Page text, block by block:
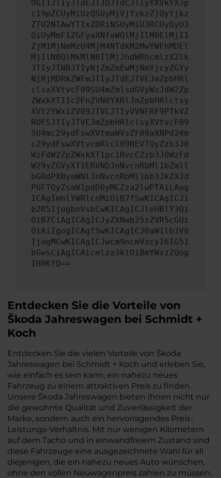
OGI1JTIyJTdEJTJDJTdCJTIyYXVkYXJp
c19pZCUyMiUzQSUyMjVjYzkzZjQyYjkz
ZTU2NTAwYTIxZDRiNSUyMiU3RCUyQyU3
QiUyMmF1ZGFyaXNfaWQlMjIlM0ElMjI1
ZjM1MjNmMzU4MjM4NTdkM2MwYWFhMDEl
MjIlN0QlMkMlN0IlMjJhdWRhcmlzX2lk
JTIyJTNBJTIyNjZmZmEwMjNmYjcyZGYy
NjRjMDRkZWFmJTIyJTdEJTVEJmZpbHRl
clsxXVtvcF09SU4mZmlsdGVyWzJdW2Zp
ZWxkXT11c2FnZVN0YXRlJmZpbHRlclsy
XVt2YWx1ZV09JTVCJTIyVVNFRF9PTkVZ
RUFSJTIyJTVEJmZpbHRlclsyXVtvcF09
SU4mc29ydFswXVtmaWVsZF09aXNPd24m
c29ydFswXVtvcmRlcl09REVTQyZzb3J0
WzFdW2ZpZWxkXT1pc1RvcCZzb3J0WzFd
W29yZGVyXT1ERVNDJnNvcnRbMl1bZmll
bGRdPXByaWNlJnNvcnRbMl1bb3JkZXJd
PUFTQyZsaW1pdD0yMCZza2lwPTAiLAog
ICAgImhlYWRlcnMiOiB7fSwKICAgICJi
b2R5IjogbnVsbCwKICAgICJleHBlY3Qi
OiB7CiAgICAgICJyZXNwb25zZVR5cGUi
OiAiIgogICAgfSwKICAgICJ0aW1lb3V0
IjogMCwKICAgICJwcm9ncmVzcyI6IG51
bGwsCiAgICAicmlza3kiOiBmYWxzZQog
IH0KfQ==
Entdecken Sie die Vorteile von
Škoda Jahreswagen bei Schmidt +
Koch
Entdecken Sie die vielen Vorteile von Škoda
Jahreswagen bei Schmidt + Koch und erleben Sie,
wie einfach es sein kann, ein nahezu neues
Fahrzeug zu einem attraktiven Preis zu finden.
Unsere Škoda Jahreswagen bieten Ihnen nicht nur
die gewohnte Qualität und Zuverlässigkeit der
Marke, sondern auch ein hervorragendes Preis-
Leistungs-Verhältnis. Mit nur wenigen Kilometern
auf dem Tacho und in einwandfreiem Zustand sind
diese Fahrzeuge eine ausgezeichnete Wahl für all
diejenigen, die ein nahezu neues Auto wünschen,
ohne den vollen Neuwagenpreis zahlen zu müssen.